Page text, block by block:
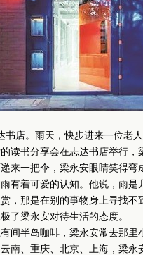
店。雨天，快步进来一位老
读书分享会在志达书店举行，
来一把伞，梁永安眼睛笑得弯
着可爱的认知。他说，雨是
，那是在别的事物身上寻找
了梁永安对待生活的态度。
半岛咖啡，梁永安常去那里
南、重庆、北京、上海，梁